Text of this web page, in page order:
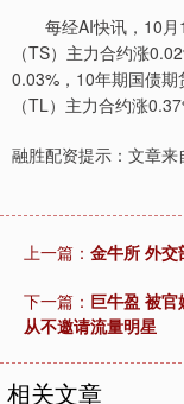
每经AI快讯，10月
（TS）主力合约涨
0.03%，10年期国债
（TL）主力合约涨
融胜配资提示：文章来
上一篇： 金牛所 外交
下一篇： 巨牛盈 被
从不邀请流量明星
相关文章